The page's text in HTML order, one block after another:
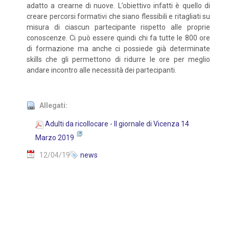
adatto a crearne di nuove. L’obiettivo infatti è quello di
creare percorsi formativi che siano flessibili e ritagliati su
misura di ciascun partecipante rispetto alle proprie
conoscenze. Ci può essere quindi chi fa tutte le 800 ore
di formazione ma anche ci possiede già determinate
skills che gli permettono di ridurre le ore per meglio
andare incontro alle necessità dei partecipanti.
Allegati:
Adulti da ricollocare - Il giornale di Vicenza 14
Marzo 2019
12/04/19 news